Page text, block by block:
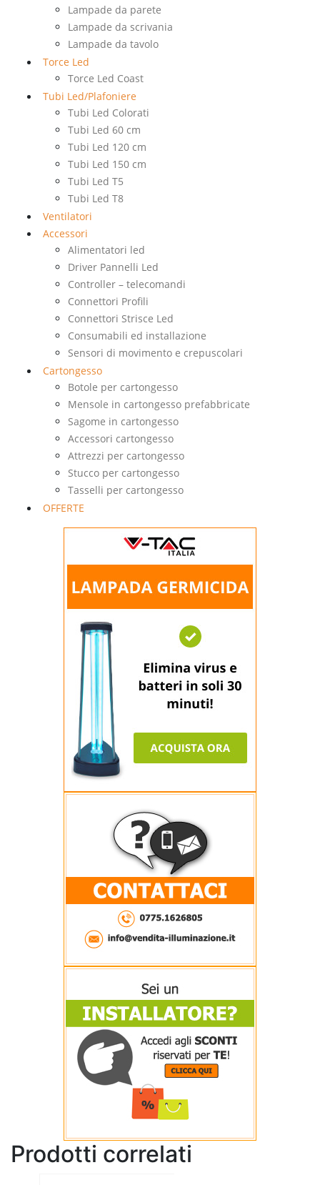
Lampade da parete
Lampade da scrivania
Lampade da tavolo
Torce Led
Torce Led Coast
Tubi Led/Plafoniere
Tubi Led Colorati
Tubi Led 60 cm
Tubi Led 120 cm
Tubi Led 150 cm
Tubi Led T5
Tubi Led T8
Ventilatori
Accessori
Alimentatori led
Driver Pannelli Led
Controller – telecomandi
Connettori Profili
Connettori Strisce Led
Consumabili ed installazione
Sensori di movimento e crepuscolari
Cartongesso
Botole per cartongesso
Mensole in cartongesso prefabbricate
Sagome in cartongesso
Accessori cartongesso
Attrezzi per cartongesso
Stucco per cartongesso
Tasselli per cartongesso
OFFERTE
Prodotti correlati